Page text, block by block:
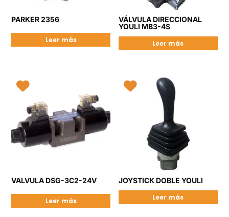
PARKER 2356
Leer más
VÁLVULA DIRECCIONAL
YOULI MB3-4S
Leer más
VALVULA DSG-3C2-24V
Leer más
JOYSTICK DOBLE YOULI
Leer más